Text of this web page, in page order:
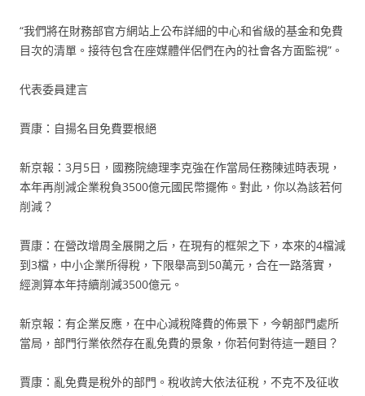
“我們將在財務部官方網站上公布詳細的中心和省級的基金和免費
目次的清單。接待包含在座媒體伴侶們在內的社會各方面監視”。
代表委員建言
賈康：自揚名目免費要根絕
新京報：3月5日，國務院總理李克強在作當局任務陳述時表現，
本年再削減企業稅負3500億元國民幣擺佈。對此，你以為該若何
削減？
賈康：在營改增周全展開之后，在現有的框架之下，本來的4檔減
到3檔，中小企業所得稅，下限舉高到50萬元，合在一路落實，
經測算本年持續削減3500億元。
新京報：有企業反應，在中心減稅降費的佈景下，今朝部門處所
當局，部門行業依然存在亂免費的景象，你若何對待這一題目？
賈康：亂免費是稅外的部門。稅收誇大依法征稅，不克不及征收